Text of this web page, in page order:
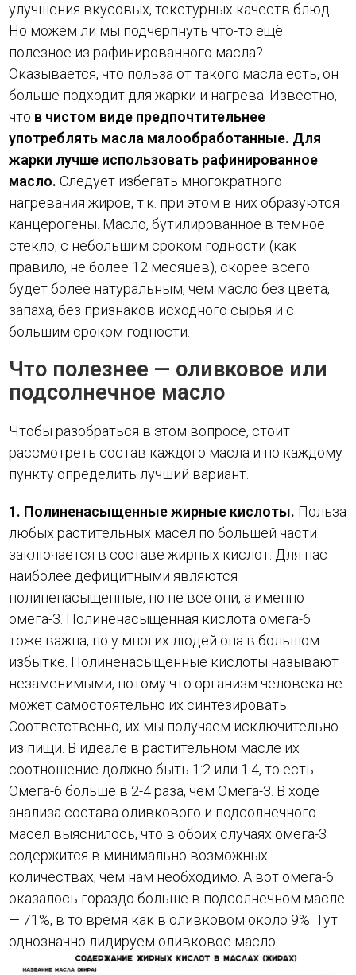
улучшения вкусовых, текстурных качеств блюд.
Но можем ли мы подчерпнуть что-то ещё
полезное из рафинированного масла?
Оказывается, что польза от такого масла есть, он
больше подходит для жарки и нагрева. Известно,
что в чистом виде предпочтительнее
употреблять масла малообработанные. Для
жарки лучше использовать рафинированное
масло. Следует избегать многократного
нагревания жиров, т.к. при этом в них образуются
канцерогены. Масло, бутилированное в темное
стекло, с небольшим сроком годности (как
правило, не более 12 месяцев), скорее всего
будет более натуральным, чем масло без цвета,
запаха, без признаков исходного сырья и с
большим сроком годности.
Что полезнее — оливковое или
подсолнечное масло
Чтобы разобраться в этом вопросе, стоит
рассмотреть состав каждого масла и по каждому
пункту определить лучший вариант.
1. Полиненасыщенные жирные кислоты. Польза
любых растительных масел по большей части
заключается в составе жирных кислот. Для нас
наиболее дефицитными являются
полиненасыщенные, но не все они, а именно
омега-3. Полиненасыщенная кислота омега-6
тоже важна, но у многих людей она в большом
избытке. Полиненасыщенные кислоты называют
незаменимыми, потому что организм человека не
может самостоятельно их синтезировать.
Соответственно, их мы получаем исключительно
из пищи. В идеале в растительном масле их
соотношение должно быть 1:2 или 1:4, то есть
Омега-6 больше в 2-4 раза, чем Омега-3. В ходе
анализа состава оливкового и подсолнечного
масел выяснилось, что в обоих случаях омега-3
содержится в минимально возможных
количествах, чем нам необходимо. А вот омега-6
оказалось гораздо больше в подсолнечном масле
— 71%, в то время как в оливковом около 9%. Тут
однозначно лидируем оливковое масло.